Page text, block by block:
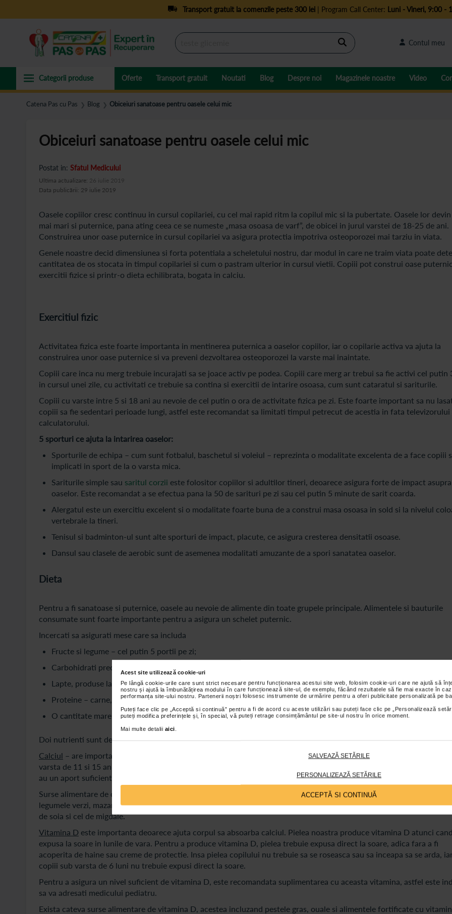
Acest site utilizează cookie-uri
Pe lângă cookie-urile care sunt strict necesare pentru funcționarea acestui site web, folosim cookie-uri care ne ajută să
nostru și ajută la îmbunătățirea modului în care funcționează site-ul, de exemplu, făcând rezultatele să fie mai exacte în
performanța site-ului nostru. Partenerii noștri folosesc instrumente de urmărire pentru a oferi publicitate personalizată pe
Puteți face clic pe „Acceptă si continuă” pentru a fi de acord cu aceste utilizări sau puteți face clic pe „Personalizează
puteți modifica preferințele și, în special, vă puteți retrage consimțământul pe site-ul nostru în orice moment.
Mai multe detalii aici
SALVEAZĂ SETĂRILE
PERSONALIZEAZĂ SETĂRILE
ACCEPTĂ SI CONTINUĂ
Transport gratuit la comenzile peste 300 lei| Program Call Center: Luni - Vineri, 9:00 -
Cautare Contul meu
Oferte Transport gratuit Noutati Blog Despre noi Magazinele noastre Video
Catena Pas cu Pas ❯ Blog ❯ Obiceiuri sanatoase pentru oasele celui mic
Obiceiuri sanatoase pentru oasele celui mic
Postat in: Sfatul Medicului
Data publicării: 29 iulie 2019
Ultima actualizare: 26 iulie 2019
Oasele copiilor cresc continuu in cursul copilariei, cu cel mai rapid ritm la copilul mic si la pubertate. Oasele lor
mai mari si puternice, pana ating ceea ce se numeste „masa osoasa de varf”, de obicei in jurul varstei de 18-25 de ani.
Construirea unor oase puternice in cursul copilariei va asigura protectia impotriva osteoporozei mai tarziu in viata.
Genele noastre decid dimensiunea si forta potentiala a scheletului nostru, dar modul in care ne traim viata poate
cantitatea de os stocata in timpul copilariei si cum o pastram ulterior in cursul vietii. Copiii pot construi oase
exercitii fizice si printr-o dieta echilibrata, bogata in calciu.
Exercitiul fizic
Activitatea fizica este foarte importanta in mentinerea puternica a oaselor copiilor, iar o copilarie activa va ajuta la
construirea unor oase puternice si va preveni dezvoltarea osteoporozei la varste mai inaintate.
Copiii care inca nu merg trebuie incurajati sa se joace activ pe podea. Copiii care merg ar trebui sa fie activi cel putin
in cursul unei zile, cu activitati ce trebuie sa contina si exercitii de intarire osoasa, cum sunt cataratul si sariturile.
Copiii cu varste intre 5 si 18 ani au nevoie de cel putin o ora de activitate fizica pe zi. Este foarte important sa nu
copiii sa fie sedentari perioade lungi, astfel este recomandat sa limitati timpul petrecut de acestia in fata televizorului
calculatorului.
5 sporturi ce ajuta la intarirea oaselor:
Sporturile de echipa – cum sunt fotbalul, baschetul si voleiul – reprezinta o modalitate excelenta de a face copiii
implicati in sport de la o varsta mica.
Sariturile simple sau saritul corzii este folositor copiilor si adultilor tineri, deoarece asigura forte de impact asupra
oaselor. Este recomandat a se efectua pana la 50 de sarituri pe zi sau cel putin 5 minute de sarit coarda.
Alergatul este un exercitiu excelent si o modalitate foarte buna de a construi masa osoasa in sold si la nivelul
vertebrale la tineri.
Tenisul si badminton-ul sunt alte sporturi de impact, placute, ce asigura cresterea densitatii osoase.
Dansul sau clasele de aerobic sunt de asemenea modalitati amuzante de a spori sanatatea oaselor.
Dieta
Pentru a fi sanatoase si puternice, oasele au nevoie de alimente din toate grupele principale. Alimentele si bauturile
consumate sunt foarte importante pentru a asigura un schelet puternic.
Incercati sa asigurati mese care sa includa
Fructe si legume – cel putin 5 portii pe zi;
Carbohidrati precum painea, cartofii, pastele, cerealele;
Lapte, produse lactate sau alte surse naturale de calciu;
Proteine – carne, peste, legume, nuci si seminte;
O cantitate mare de apa sau alte bauturi sanatoase.
Doi nutrienti sunt deosebit de importanti pentru construirea unor oase puternice si sanatoase: calciul si vitamina D.
Calciul – are importanta vitala in pubertate, cand cresterea osoasa are cel mai mare ritm. Fetele ating pubertatea intre
varsta de 11 si 15 ani, in timp ce baietii intre 12 si 16 ani. Studiile arata ca majoritatea copiilor ajunsi la aceasta varsta
au un aport suficient de calciu.
Surse alimentare de calciu sunt produsele lactate (lapte, branza, iaurt), dar si conservele de sardine (ce contin oase),
legumele verzi, mazarea, smochinele uscate, nucile, semintele, precum si alimentele fortificate cu calciu, cum sunt
de soia si cel de migdale.
Vitamina D este importanta deoarece ajuta corpul sa absoarba calciul. Pielea noastra produce vitamina D atunci
expusa la soare in lunile de vara. Pentru a produce vitamina D, pielea trebuie expusa direct la soare, adica fara a fi
acoperita de haine sau creme de protectie. Insa pielea copilului nu trebuie sa se roseasca sau sa inceapa sa se arda,
copiii sub varsta de 6 luni nu trebuie expusi direct la soare.
Pentru a asigura un nivel suficient de vitamina D, este recomandata suplimentarea cu aceasta vitamina, astfel este
sa va adresati medicului pediatru.
Exista cateva surse alimentare de vitamina D, acestea incluzand pestele gras, ouale si alimentele fortificate cu